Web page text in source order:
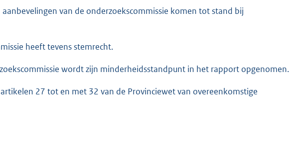
van de onderzoekscommissie komen tot stand bij
heeft tevens stemrecht.
wordt zijn minderheidsstandpunt in het rapport opgenomen.
27 tot en met 32 van de Provinciewet van overeenkomstige